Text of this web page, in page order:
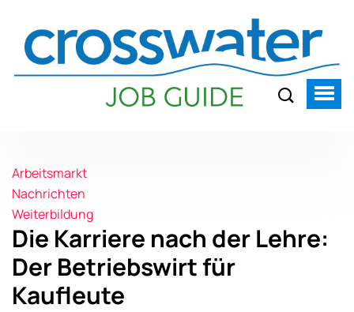
Arbeitsmarkt
Nachrichten
Weiterbildung
Die Karriere nach der Lehre:
Der Betriebswirt für
Kaufleute